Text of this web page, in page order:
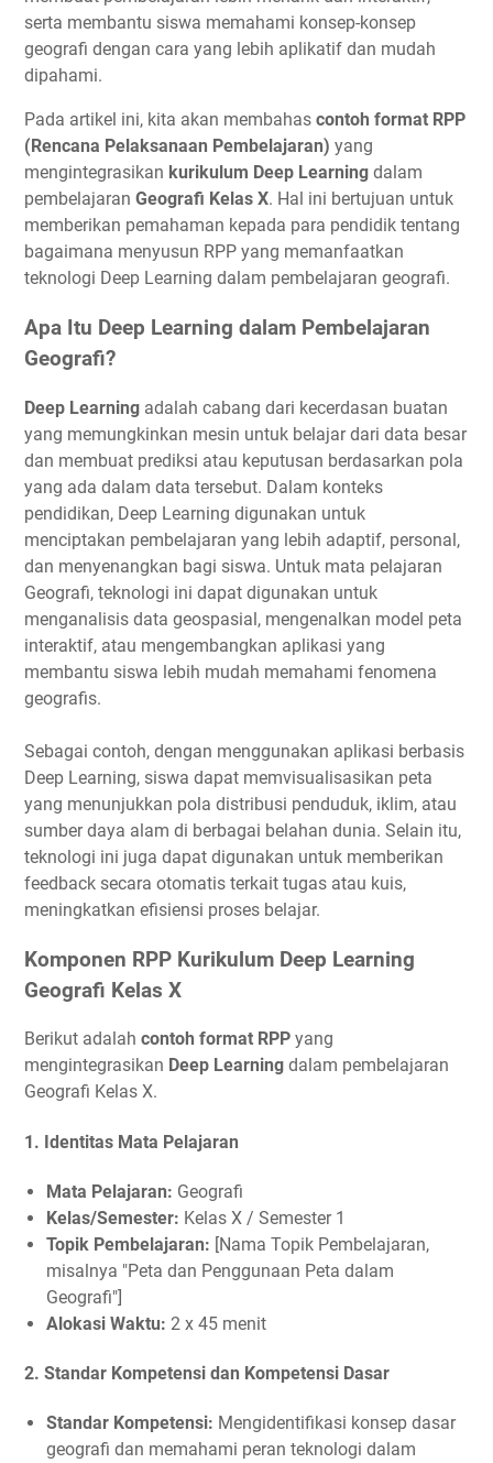
serta membantu siswa memahami konsep-konsep
geografi dengan cara yang lebih aplikatif dan mudah
dipahami.
Pada artikel ini, kita akan membahas contoh format RPP
(Rencana Pelaksanaan Pembelajaran) yang
mengintegrasikan kurikulum Deep Learning dalam
pembelajaran Geografi Kelas X. Hal ini bertujuan untuk
memberikan pemahaman kepada para pendidik tentang
bagaimana menyusun RPP yang memanfaatkan
teknologi Deep Learning dalam pembelajaran geografi.
Apa Itu Deep Learning dalam Pembelajaran
Geografi?
Deep Learning adalah cabang dari kecerdasan buatan
yang memungkinkan mesin untuk belajar dari data besar
dan membuat prediksi atau keputusan berdasarkan pola
yang ada dalam data tersebut. Dalam konteks
pendidikan, Deep Learning digunakan untuk
menciptakan pembelajaran yang lebih adaptif, personal,
dan menyenangkan bagi siswa. Untuk mata pelajaran
Geografi, teknologi ini dapat digunakan untuk
menganalisis data geospasial, mengenalkan model peta
interaktif, atau mengembangkan aplikasi yang
membantu siswa lebih mudah memahami fenomena
geografis.
Sebagai contoh, dengan menggunakan aplikasi berbasis
Deep Learning, siswa dapat memvisualisasikan peta
yang menunjukkan pola distribusi penduduk, iklim, atau
sumber daya alam di berbagai belahan dunia. Selain itu,
teknologi ini juga dapat digunakan untuk memberikan
feedback secara otomatis terkait tugas atau kuis,
meningkatkan efisiensi proses belajar.
Komponen RPP Kurikulum Deep Learning
Geografi Kelas X
Berikut adalah contoh format RPP yang
mengintegrasikan Deep Learning dalam pembelajaran
Geografi Kelas X.
1. Identitas Mata Pelajaran
Mata Pelajaran: Geografi
Kelas/Semester: Kelas X / Semester 1
Topik Pembelajaran: [Nama Topik Pembelajaran,
misalnya "Peta dan Penggunaan Peta dalam
Geografi"]
Alokasi Waktu: 2 x 45 menit
2. Standar Kompetensi dan Kompetensi Dasar
Standar Kompetensi: Mengidentifikasi konsep dasar
geografi dan memahami peran teknologi dalam